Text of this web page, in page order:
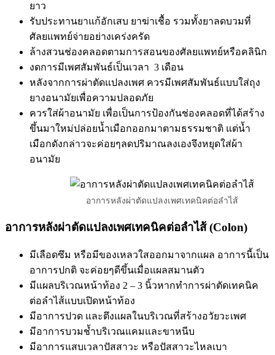
ยาว
รับประทานยาแก้อักเสบ ยาฆ่าเชื้อ รวมทั้งยาลดบวมที่
ศัลยแพทย์จ่ายอย่างเคร่งครัด
ล้างสวนช่องคลอดตามการสอนของศัลยแพทย์หรือคลินิก
งดการมีเพศสัมพันธ์เป็นเวลา 3 เดือน
หลังจากการผ่าตัดแปลงเพศ ควรมีเพศสัมพันธ์แบบใส่ถุง
ยางอนามัยเพื่อความปลอดภัย
ควรใส่ผ้าอนามัย เพื่อเป็นการป้องกันช่องคลอดที่ได้สร้าง
ขึ้นมาใหม่ปล่อยน้ำเมือกออกมาตามธรรมชาติ แต่น้ำ
เมือกดังกล่าวจะค่อยๆลดปริมาณลงเองจึงหยุดใส่ผ้า
อนามัย
อาการหลังผ่าตัดแปลงเพศเทคนิคต่อลำไส้
อาการหลังผ่าตัดแปลงเพศเทคนิคต่อลำไส้ (Colon)
มีเลือดซึม หรือมีของเหลวใสออกมาจากแผล อาการนี้เป็น
อาการปกติ จะค่อยๆดีขึ้นเมื่อแผลสมานตัว
มีแผลบริเวณหน้าท้อง 2 – 3 นิ้วหากทำการผ่าตัดเทคนิค
ต่อลำไส้แบบเปิดหน้าท้อง
มีอาการปวด และตึงแผลในบริเวณที่สร้างอวัยวะเพศ
มีอาการบวมช้ำบริเวณแคมและขาหนีบ
มีอาการแสบเวลาปัสสาวะ หรือปัสสาวะไหลเบา